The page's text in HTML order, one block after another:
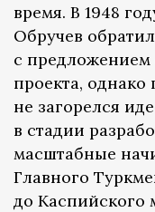
время. В 1948
Обручев
с предложением
проекта, однако
не загорелся
в стадии
масштабные
Главного
до Каспийского